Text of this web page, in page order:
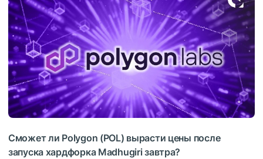
Сможет ли Polygon (POL) вырасти цены после
запуска хардфорка Madhugiri завтра?